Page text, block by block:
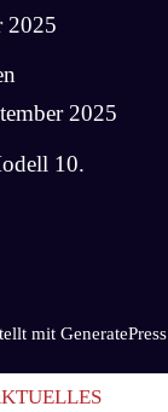
2025
2025
10.
mit GeneratePress